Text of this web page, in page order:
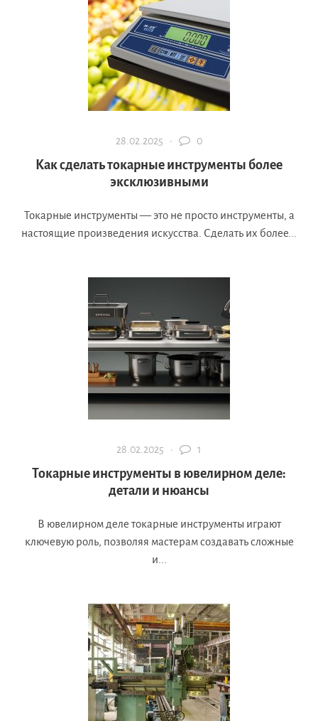
28.02.2025 · 0
Как сделать токарные инструменты более
эксклюзивными
Токарные инструменты — это не просто инструменты, а
настоящие произведения искусства. Сделать их более...
28.02.2025 · 1
Токарные инструменты в ювелирном деле:
детали и нюансы
В ювелирном деле токарные инструменты играют
ключевую роль, позволяя мастерам создавать сложные
и...